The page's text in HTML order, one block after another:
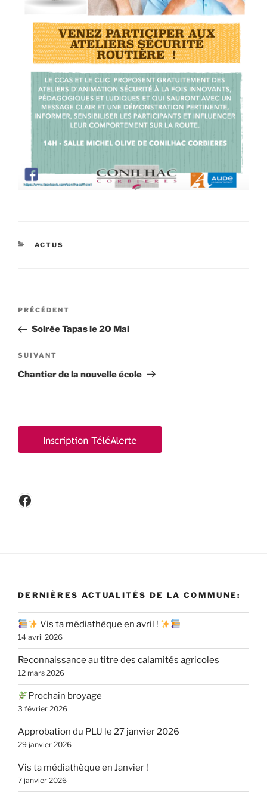
CATÉGORIES
ACTUS
Navigation
l’article
Article
précédent
PRÉCÉDENT
Soirée Tapas le 20 Mai
Article
suivant
SUIVANT
Chantier de la nouvelle école
Facebook
DERNIÈRES ACTUALITÉS DE LA COMMUNE:
Vis ta médiathèque en avril !
14 avril 2026
Reconnaissance au titre des calamités agricoles
12 mars 2026
Prochain broyage
3 février 2026
Approbation du PLU le 27 janvier 2026
29 janvier 2026
Vis ta médiathèque en Janvier !
7 janvier 2026